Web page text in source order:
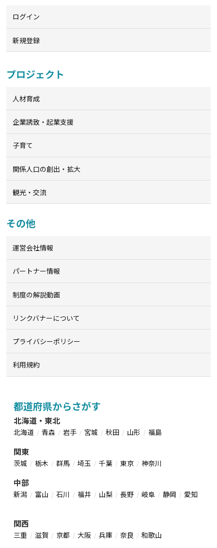
ログイン
新規登録
プロジェクト
人材育成
企業誘致・起業支援
子育て
関係人口の創出・拡大
観光・交流
その他
運営会社情報
パートナー情報
制度の解説動画
リンクバナーについて
プライバシーポリシー
利用規約
都道府県からさがす
北海道・東北
北海道 青森 岩手 宮城 秋田 山形 福島
関東
茨城 栃木 群馬 埼玉 千葉 東京 神奈川
中部
新潟 富山 石川 福井 山梨 長野 岐阜 静岡 愛知
関西
三重 滋賀 京都 大阪 兵庫 奈良 和歌山